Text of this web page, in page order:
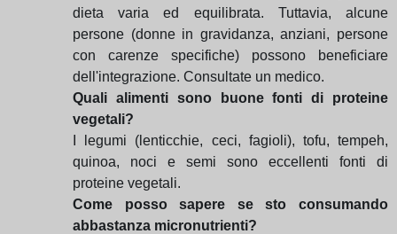
dieta varia ed equilibrata. Tuttavia, alcune
persone (donne in gravidanza, anziani, persone
con carenze specifiche) possono beneficiare
dell'integrazione. Consultate un medico.
Quali alimenti sono buone fonti di proteine
vegetali?
I legumi (lenticchie, ceci, fagioli), tofu, tempeh,
quinoa, noci e semi sono eccellenti fonti di
proteine vegetali.
Come posso sapere se sto consumando
abbastanza micronutrienti?